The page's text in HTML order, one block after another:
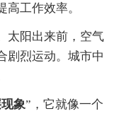
工作效率。
太阳出来前，空气
剧烈运动。城市中
象”，它就像一个